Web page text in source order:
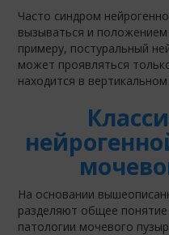
Часто синдром
вызываться и
примеру, постуральный
может проявляться
находится в
На основании
разделяют общее
патологии мочевого